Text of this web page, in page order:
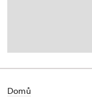
Domů